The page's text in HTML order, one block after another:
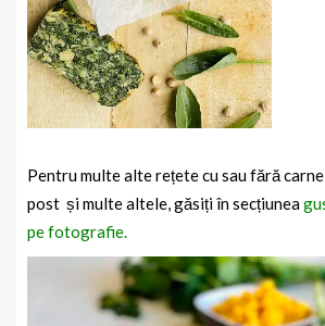
Pentru multe alte rețete cu sau fără
post și multe altele, găsiți în secțiunea
pe fotografie.